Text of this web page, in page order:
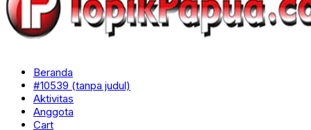
Beranda
#10539 (tanpa judul)
Aktivitas
Anggota
Cart